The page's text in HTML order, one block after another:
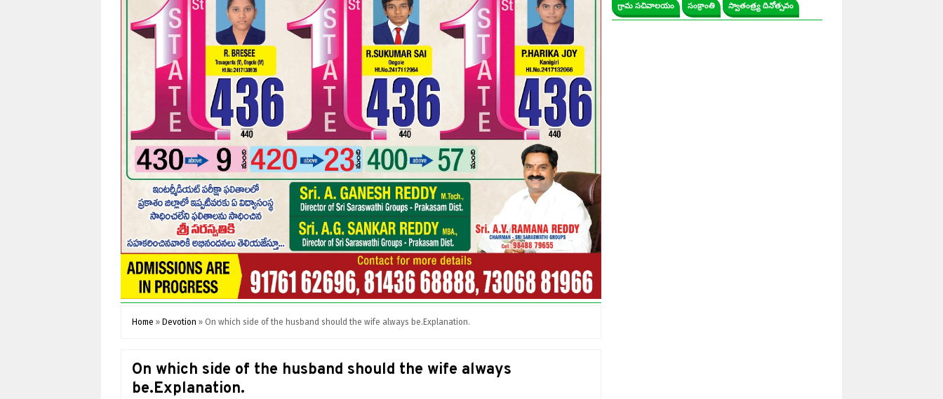
Home » Devotion » On which side of the husband should the wife always be.Explanation.
On which side of the husband should the wife always
be.Explanation.
గ్రామ సచివాలయం సంక్రాంతి స్వాతంత్ర్య దినోత్సవం